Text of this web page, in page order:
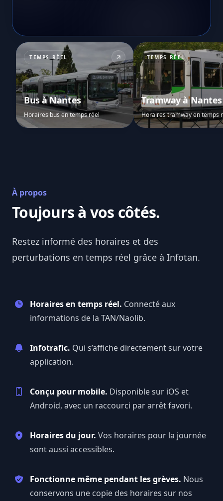
TEMPS RÉEL
Bus à Nantes
Horaires bus en temps réel
TEMPS RÉEL
Tramway à Nantes
Horaires tramway en temps
À propos
Toujours à vos côtés.
Restez informé des horaires et des
perturbations en temps réel grâce à Infotan.
Horaires en temps réel. Connecté aux
informations de la TAN/Naolib.
Infotrafic. Qui s’affiche directement sur votre
application.
Conçu pour mobile. Disponible sur iOS et
Android, avec un raccourci par arrêt favori.
Horaires du jour. Vos horaires pour la journée
sont aussi accessibles.
Fonctionne même pendant les grèves. Nous
conservons une copie des horaires sur nos